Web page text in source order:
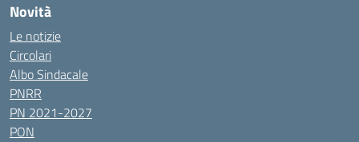
Novità
Le notizie
Circolari
Albo Sindacale
PNRR
PN 2021-2027
PON